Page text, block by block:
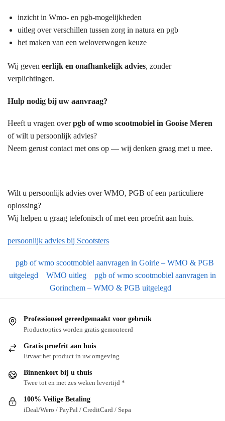
inzicht in Wmo- en pgb-mogelijkheden
uitleg over verschillen tussen zorg in natura en pgb
het maken van een weloverwogen keuze
Wij geven eerlijk en onafhankelijk advies, zonder
verplichtingen.
Hulp nodig bij uw aanvraag?
Heeft u vragen overpgb of wmo scootmobiel in Gooise Meren
of wilt u persoonlijk advies?
Neem gerust contact met ons op — wij denken graag met u mee.
Wilt u persoonlijk advies over WMO, PGB of een particuliere
oplossing?
Wij helpen u graag telefonisch of met een proefrit aan huis.
persoonlijk advies bij Scootsters
pgb of wmo scootmobiel aanvragen in Goirle – WMO & PGB
uitgelegd
WMO uitleg
pgb of wmo scootmobiel aanvragen in
Gorinchem – WMO & PGB uitgelegd
Professioneel gereedgemaakt voor gebruik
Productopties worden gratis gemonteerd
Gratis proefrit aan huis
Ervaar het product in uw omgeving
Binnenkort bij u thuis
Twee tot en met zes weken levertijd *
100% Veilige Betaling
iDeal/Wero / PayPal / CreditCard / Sepa